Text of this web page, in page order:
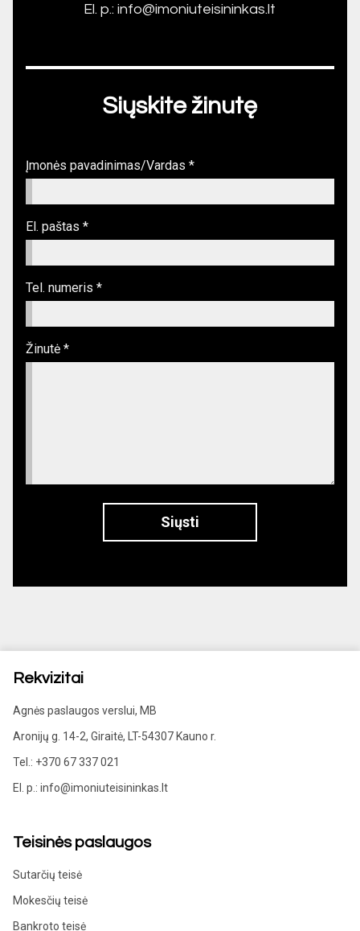
El. p.: info@imoniuteisininkas.lt
Siųskite žinutę
Įmonės pavadinimas/Vardas *
El. paštas *
Tel. numeris *
Žinutė *
Siųsti
Rekvizitai
Agnės paslaugos verslui, MB
Aronijų g. 14-2, Giraitė, LT-54307 Kauno r.
Tel.: +370 67 337 021
El. p.: info@imoniuteisininkas.lt
Teisinės paslaugos
Sutarčių teisė
Mokesčių teisė
Bankroto teisė